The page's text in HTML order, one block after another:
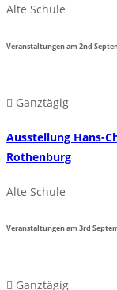
Alte Schule
Veranstaltungen am2nd
Ganztägig
Ausstellung Hans-
Rothenburg
Alte Schule
Veranstaltungen am3rd
Ganztägig